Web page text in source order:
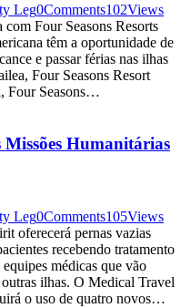
Leg0Comments102Views
Four Seasons Resorts
têm a oportunidade de
e passar férias nas ilhas
Four Seasons Resort
Four Seasons…
Humanitárias
Leg0Comments105Views
oferecerá pernas vazias
recebendo tratamento
médicas que vão
ilhas. O Medical Travel
o uso de quatro novos…